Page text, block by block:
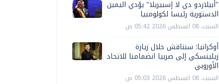
"أبيلاردو دي لا إسبيريلا" يؤدي اليمين
الدستورية رئيسا لكولومبيا
السبت، 08 اغسطس 2026 05:42 ص
أوكرانيا: سنناقش خلال زيارة
زيلينسكي إلى صربيا انضمامنا للاتحاد
الأوروبي
السبت، 08 اغسطس 2026 05:03 ص